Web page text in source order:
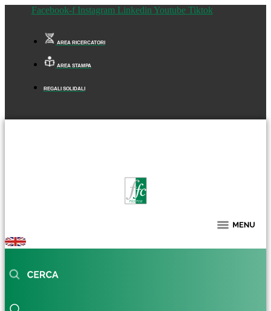
Facebook-f Instagram Linkedin Youtube Tiktok
AREA RICERCATORI
AREA STAMPA
REGALI SOLIDALI